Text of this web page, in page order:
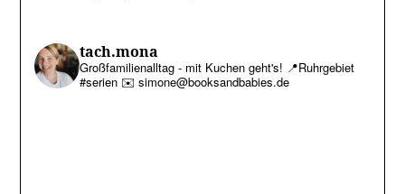
tach.mona
Großfamilienalltag - mit Kuchen geht's! 📍Ruhrgebiet
#serien ✉️ simone@booksandbabies.de